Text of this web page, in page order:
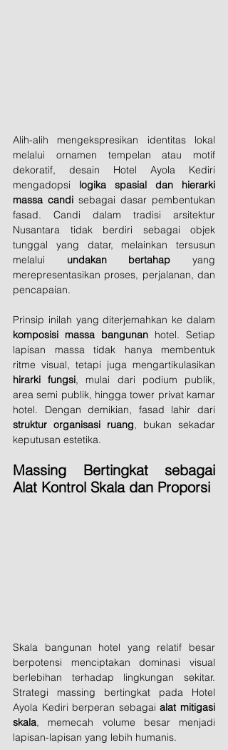
Alih-alih mengekspresikan identitas lokal
melalui ornamen tempelan atau motif
dekoratif, desain Hotel Ayola Kediri
mengadopsi logika spasial dan hierarki
massa candi sebagai dasar pembentukan
fasad. Candi dalam tradisi arsitektur
Nusantara tidak berdiri sebagai objek
tunggal yang datar, melainkan tersusun
melalui undakan bertahap yang
merepresentasikan proses, perjalanan, dan
pencapaian.
komposisi massa bangunan hotel. Setiap
lapisan massa tidak hanya membentuk
hirarki fungsi, mulai dari podium publik,
area semi publik, hingga tower privat kamar
struktur organisasi ruang, bukan sekadar
keputusan estetika.
Massing Bertingkat sebagai
Alat Kontrol Skala dan Proporsi
Skala bangunan hotel yang relatif besar
berpotensi menciptakan dominasi visual
berlebihan terhadap lingkungan sekitar.
Strategi massing bertingkat pada Hotel
Ayola Kediri berperan sebagai alat mitigasi
skala, memecah volume besar menjadi
lapisan-lapisan yang lebih humanis.